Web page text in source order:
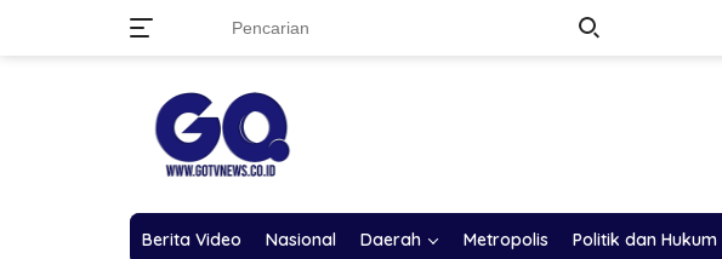
Berita Video Nasional Daerah Metropolis Politik dan Hukum